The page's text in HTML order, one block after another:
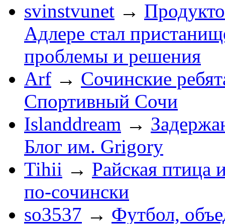
svinstvunet →
Адлере стал
проблемы и решения
Arf → Сочинские
Спортивный Сочи
Islanddream →
Блог им. Grigory
Tihii → Райская птица
по-cочински
so3537 → Футбол,